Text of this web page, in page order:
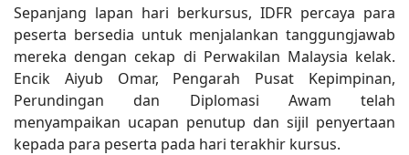
Sepanjang lapan hari berkursus, IDFR percaya para
peserta bersedia untuk menjalankan tanggungjawab
mereka dengan cekap di Perwakilan Malaysia kelak.
Encik Aiyub Omar, Pengarah Pusat Kepimpinan,
Perundingan dan Diplomasi Awam telah
menyampaikan ucapan penutup dan sijil penyertaan
kepada para peserta pada hari terakhir kursus.